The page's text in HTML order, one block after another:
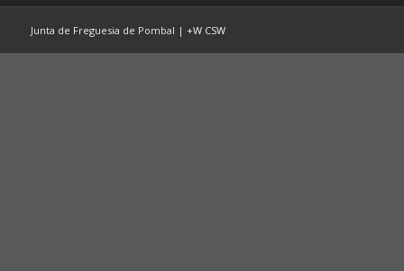
Junta de Freguesia de Pombal | +W CSW